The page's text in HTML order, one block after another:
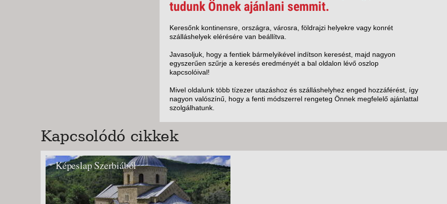
KÖZVETLEN
TENGERPARTI
SZÁLLODÁK
CSÚSZDÁVAL
BUDAVÁR TOURS
tudunk Önnek ajánlani semmit.
Keresőnk kontinensre, országra, városra, földrajzi helyekre vagy konrét
szálláshelyek elérésére van beállítva.
Javasoljuk, hogy a fentiek bármelyikével indítson keresést, majd nagyon
egyszerűen szűrje a keresés eredményét a bal oldalon lévő oszlop
kapcsolóival!
Mivel oldalunk több tízezer utazáshoz és szálláshelyhez enged hozzáférést, így
nagyon valószínű, hogy a fenti módszerrel rengeteg Önnek megfelelő ajánlattal
szolgálhatunk.
Kapcsolódó cikkek
Képeslap Szerbiából